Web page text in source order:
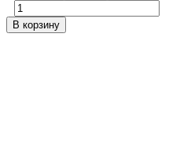
В корзину